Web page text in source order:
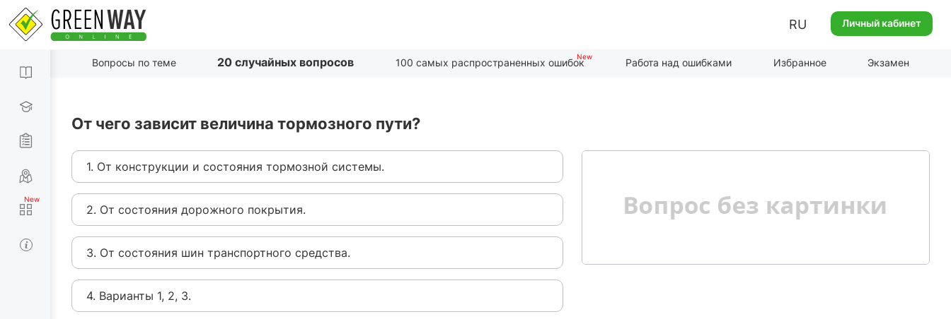
RU Личный кабинет
Вопросы по теме 20 случайных вопросов 100 самых распространенных ошибок Работа над ошибками Избранное Экзамен
От чего зависит величина тормозного пути?
1. От конструкции и состояния тормозной системы.
2. От состояния дорожного покрытия.
3. От состояния шин транспортного средства.
4. Варианты 1, 2, 3.